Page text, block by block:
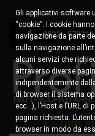
0522 - 578310
Tutti gli
Gli applicativi software
“cookie”. I cookie
navigazione da parte
sulla navigazione
alcuni servizi che
attraverso diverse
indipendentemente
di browser il sistema
ecc…), l’Host e l’URL
pagina richiesta.
browser in modo da